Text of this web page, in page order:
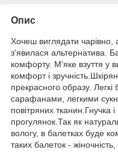
Опис
Хочеш виглядати чарівно,
з'явилася альтернатива.
комфорту. М'яке взуття у
комфорт і
прекрасного образу.
сарафанами, легкими
повітряних тканин.Гнучка
прогулянок.Так як
вологу, в балетках буде
таких балеток - жіночність,